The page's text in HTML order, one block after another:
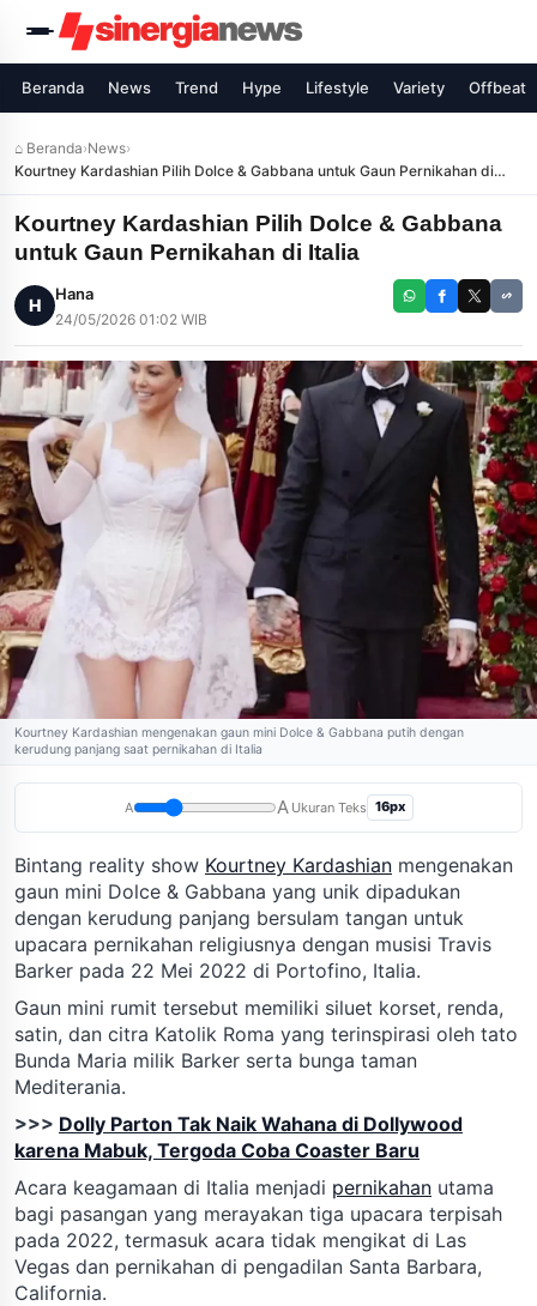
Beranda News Trend Hype Lifestyle Variety Offbeat
⌂ Beranda›News›
Kourtney Kardashian Pilih Dolce & Gabbana untuk Gaun Pernikahan di
Italia
Kourtney Kardashian Pilih Dolce & Gabbana
untuk Gaun Pernikahan di Italia
H
Hana
24/05/2026 01:02 WIB
Kourtney Kardashian mengenakan gaun mini Dolce & Gabbana putih dengan
kerudung panjang saat pernikahan di Italia
A A Ukuran Teks 16px
Bintang reality show Kourtney Kardashian mengenakan
gaun mini Dolce & Gabbana yang unik dipadukan
dengan kerudung panjang bersulam tangan untuk
upacara pernikahan religiusnya dengan musisi Travis
Barker pada 22 Mei 2022 di Portofino, Italia.
Gaun mini rumit tersebut memiliki siluet korset, renda,
satin, dan citra Katolik Roma yang terinspirasi oleh tato
Bunda Maria milik Barker serta bunga taman
Mediterania.
>>> Dolly Parton Tak Naik Wahana di Dollywood
karena Mabuk, Tergoda Coba Coaster Baru
Acara keagamaan di Italia menjadi pernikahan utama
bagi pasangan yang merayakan tiga upacara terpisah
pada 2022, termasuk acara tidak mengikat di Las
Vegas dan pernikahan di pengadilan Santa Barbara,
California.